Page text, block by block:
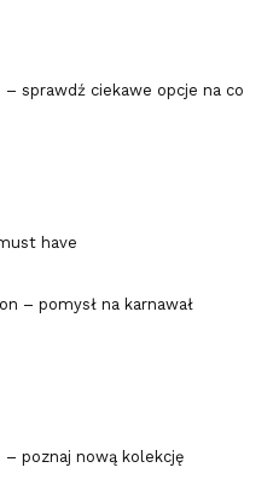
sprawdź ciekawe opcje na co
have
– pomysł na karnawał
– poznaj nową kolekcję